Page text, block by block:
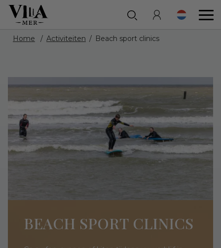
Home Activiteiten Beach sport clinics
BEACH SPORT CLINICS